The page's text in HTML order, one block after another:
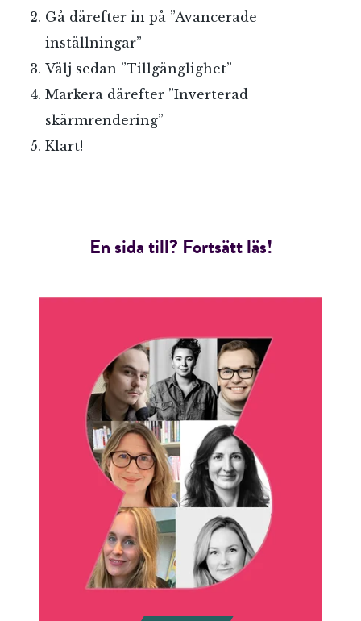
Gå därefter in på ”Avancerade
inställningar”
Välj sedan ”Tillgänglighet”
Markera därefter ”Inverterad
skärmrendering”
Klart!
En sida till? Fortsätt läs!